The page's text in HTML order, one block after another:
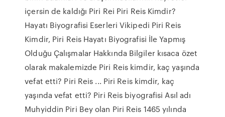
içersin de kaldığı Piri Rei Piri Reis Kimdir?
Hayatı Biyografisi Eserleri Vikipedi Piri Reis
Kimdir, Piri Reis Hayatı Biyografisi İle Yapmış
Olduğu Çalışmalar Hakkında Bilgiler kısaca özet
olarak makalemizde Piri Reis kimdir, kaç yaşında
vefat etti? Piri Reis ... Piri Reis kimdir, kaç
yaşında vefat etti? Piri Reis biyografisi Asıl adı
Muhyiddin Piri Bey olan Piri Reis 1465 yılında